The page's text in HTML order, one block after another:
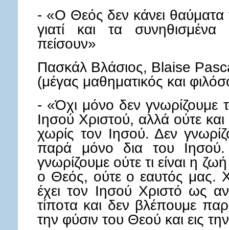
- «Ο Θεός δεν κάνει θαύματα
γιατί και τα
πείσουν»
Πασκάλ Βλάσιος, Blaise
(μέγας μαθηματικός και
- «Όχι μόνο δεν
Ιησού Χριστού, αλλά ούτε
χωρίς τον Ιησού. Δεν
παρά μόνο δια του
γνωρίζουμε ούτε τι είναι η
ο Θεός, ούτε ο εαυτός μας.
έχει τον Ιησού Χριστό ως
τίποτα και δεν βλέπουμε
την φύσιν του Θεού και εις